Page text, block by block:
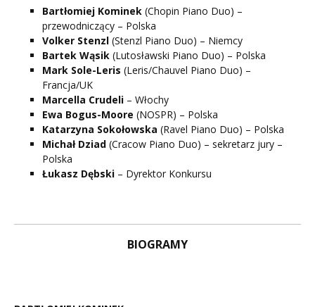
Bartłomiej Kominek (Chopin Piano Duo) –
przewodniczący – Polska
Volker Stenzl (Stenzl Piano Duo) – Niemcy
Bartek Wąsik (Lutosławski Piano Duo) – Polska
Mark Sole-Leris (Leris/Chauvel Piano Duo) –
Francja/UK
Marcella Crudeli – Włochy
Ewa Bogus-Moore (NOSPR) – Polska
Katarzyna Sokołowska (Ravel Piano Duo) – Polska
Michał Dziad (Cracow Piano Duo) – sekretarz jury –
Polska
Łukasz Dębski – Dyrektor Konkursu
BIOGRAMY